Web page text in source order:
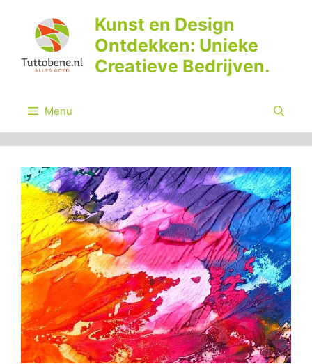
inhoud
Kunst en Design
Ontdekken: Unieke
Creatieve Bedrijven.
Menu